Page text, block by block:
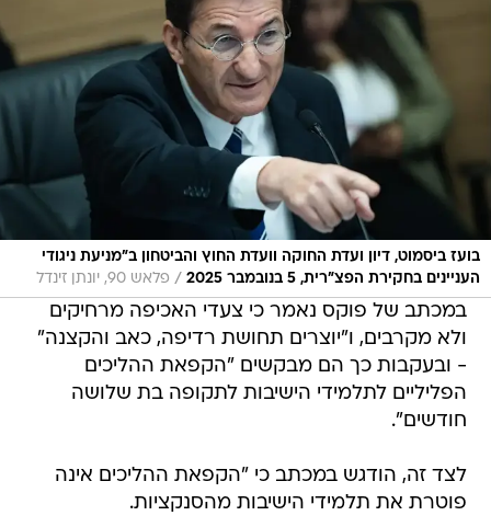
בועז ביסמוט, דיון ועדת החוקה וועדת החוץ והביטחון ב״מניעת ניגודי
העניינים בחקירת הפצ”רית, 5 בנובמבר 2025
/ פלאש 90, יונתן זינדל
במכתב של פוקס נאמר כי צעדי האכיפה מרחיקים
ולא מקרבים, ו"יוצרים תחושת רדיפה, כאב והקצנה"
- ובעקבות כך הם מבקשים "הקפאת ההליכים
הפליליים לתלמידי הישיבות לתקופה בת שלושה
חודשים".
לצד זה, הודגש במכתב כי "הקפאת ההליכים אינה
פוטרת את תלמידי הישיבות מהסנקציות.